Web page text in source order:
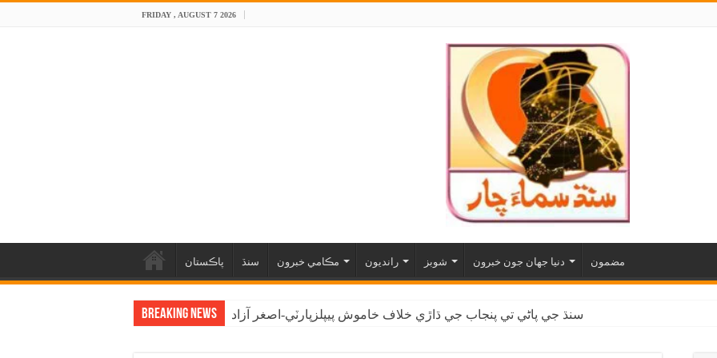
FRIDAY , AUGUST 7 2026
پاڪستان سنڌ مڪامي خبرون رانديون شوبز دنيا جهان جون خبرون مضمون
Breaking News سنڌ جي پاڻي تي پنجاب جي ڌاڙي خلاف خاموش پيپلزپارٽي-اصغر آزاد